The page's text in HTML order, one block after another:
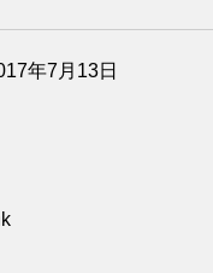
年7月13日